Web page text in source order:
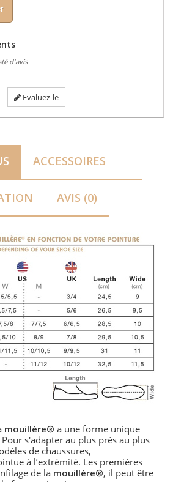
d'avis
Evaluez-le
ACCESSOIRES
AVIS (0)
mouillère® a une forme unique
s'adapter au plus près au plus
èles de chaussures,
à l’extrémité. Les premières
de la mouillère®, il peut être